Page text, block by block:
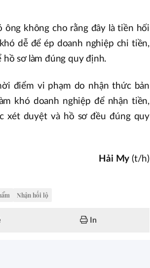
không cho rằng đây là tiền hối
dễ để ép doanh nghiệp chi tiền,
sơ làm đúng quy định.
điểm vi phạm do nhận thức bản
khó doanh nghiệp để nhận tiền,
xét duyệt và hồ sơ đều đúng quy
Hải My (t/h)
Nhận hối lộ
In